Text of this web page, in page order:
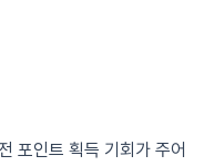
포인트 획득 기회가 주어